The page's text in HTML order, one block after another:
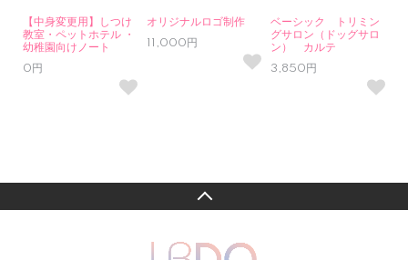
【中身変更用】しつけ
教室・ペットホテル ・
幼稚園向けノート
0円
オリジナルロゴ制作
11,000円
ベーシック トリミン
グサロン（ドッグサロ
ン） カルテ
3,850円